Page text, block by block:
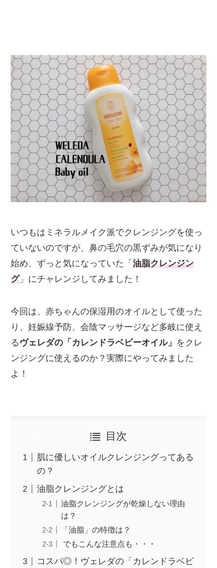
いつもはミネラルメイク派でクレンジングを使っ
ていないのですが、鼻の毛穴の黒ずみが気になり
始め、ずっと気になっていた「油脂クレンジン
グ」にチャレンジしてみました！
今回は、赤ちゃんの保湿用のオイルとして使った
り、妊娠線予防、会陰マッサージなど多岐に使え
る ヴェレダの「カレンドラベビーオイル」 をクレ
ンジングに使えるのか？実際にやってみました
よ！
目次
肌に優しいオイルクレンジングってある
の？
油脂クレンジングとは
油脂クレンジングが乾燥しない理由
は？
「油脂」の特徴は？
でもこんな注意点も・・・
コスパ◎！ヴェレダの「カレンドラベビ